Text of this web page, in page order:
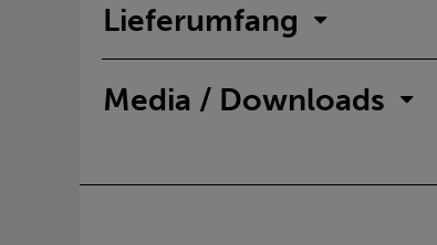
Lieferumfang
Media / Downloads